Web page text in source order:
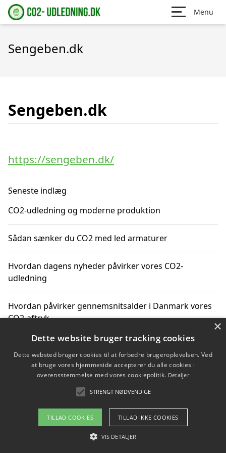
Menu
Sengeben.dk
Sengeben.dk
https://sengeben.dk/
Seneste indlæg
CO2-udledning og moderne produktion
Sådan sænker du CO2 med led armaturer
Hvordan dagens nyheder påvirker vores CO2-
udledning
Hvordan påvirker gennemsnitsalder i Danmark vores
CO2-aftryk
Hvordan nyheder om CO2-udledning påvirker vores
hverdag
Om / kontakt
Blog Betingelser
×
Dette website bruger tracking cookies
Dette websted bruger cookies til at forbedre brugeroplevelsen. Ved
at bruge vores hjemmeside accepterer du alle cookies i
overensstemmelse med vores cookiepolitik. Detaljer
STRENGT NØDVENDIGE
TILLAD COOKIES TILLAD IKKE COOKIES
VIS DETALJER